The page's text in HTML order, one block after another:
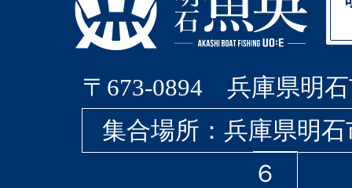
〒673-0894 兵庫県明石
集合場所：兵庫県明
６